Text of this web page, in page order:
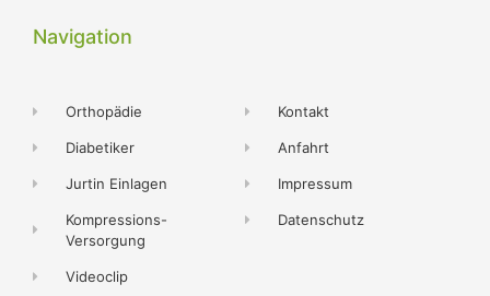
Navigation
Orthopädie
Diabetiker
Jurtin Einlagen
Kompressions-
Versorgung
Videoclip
Kontakt
Anfahrt
Impressum
Datenschutz